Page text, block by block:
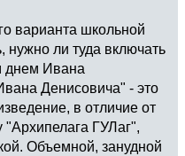
варианта школьной
ли туда включать
днем Ивана
Денисовича" - это
в отличие от
ГУЛаг",
Объемной, занудной